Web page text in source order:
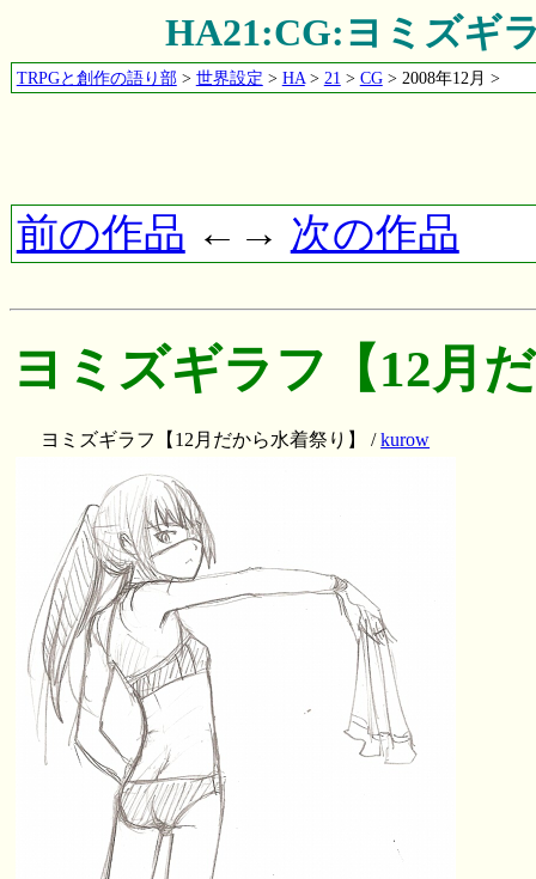
HA21:CG:ヨミズギ
TRPGと創作の語り部> 世界設定 > HA> 21 > CG> 2008年12月 >
前の作品 ←→ 次の作品
ヨミズギラフ【12月
ヨミズギラフ【12月だから水着祭り】 /kurow